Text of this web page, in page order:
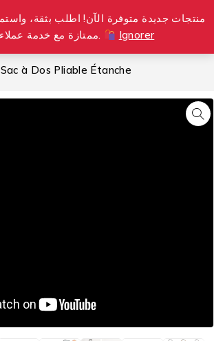
ممتازة مع خدمة عملاء متميزة.
Ignorer
0
Sac à Dos Pliable Étanche